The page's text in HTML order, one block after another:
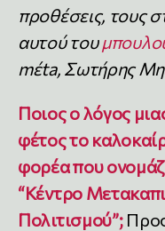
προθέσεις, τους
αυτού του
mέta, Σωτήρης
Ποιος ο λόγος
φέτος το
φορέα που
“Κέντρο
Πολιτισμού”;